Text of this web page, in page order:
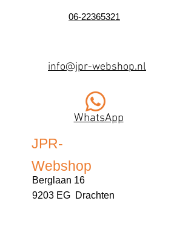
06-22365321
info@jpr-webshop.nl
WhatsApp
JPR-
Webshop
Berglaan 16
9203 EG Drachten